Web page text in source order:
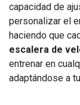
capacidad de
personalizar el
haciendo que
escalera de
entrenar en
adaptándose a